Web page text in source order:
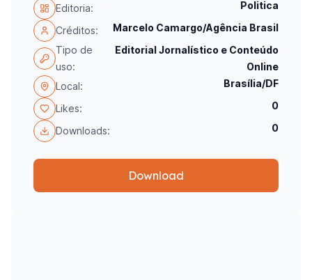
Editoria: Politica
Créditos:
Marcelo Camargo/Agência Brasil
Tipo de
uso:
Editorial Jornalístico e Conteúdo
Online
Local:
Brasília/DF
Likes: 0
Downloads: 0
Download